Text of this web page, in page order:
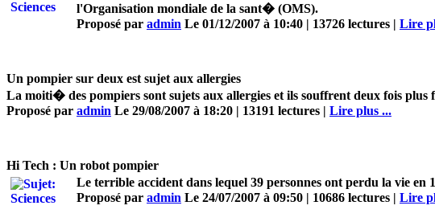
l'Organisation mondiale de la sant� (OMS).
Proposé par admin Le 01/12/2007 à 10:40 | 13726 lectures | Lire
Un pompier sur deux est sujet aux allergies
La moiti� des pompiers sont sujets aux allergies et ils souffrent deux fois
Proposé par admin Le 29/08/2007 à 18:20 | 13191 lectures | Lire plus ...
Hi Tech : Un robot pompier
Le terrible accident dans lequel 39 personnes ont perdu la vie
Proposé par admin Le 24/07/2007 à 09:50 | 10686 lectures | Lire